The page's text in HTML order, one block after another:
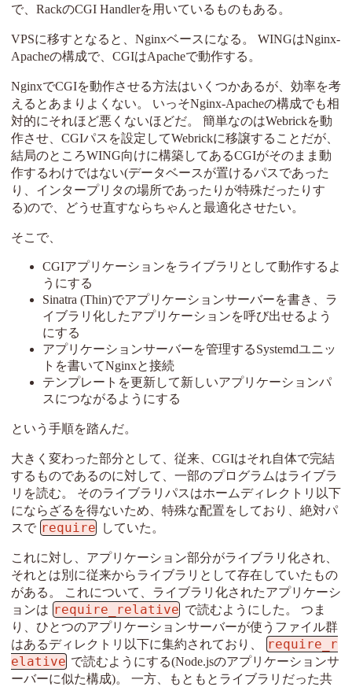
で、RackのCGI Handlerを用いているものもある。
VPSに移すとなると、Nginxベースになる。 WINGはNginx-
Apacheの構成で、CGIはApacheで動作する。
NginxでCGIを動作させる方法はいくつかあるが、効率を考
えるとあまりよくない。 いっそNginx-Apacheの構成でも相
対的にそれほど悪くないほどだ。 簡単なのはWebrickを動
作させ、CGIパスを設定してWebrickに移譲することだが、
結局のところWING向けに構築してあるCGIがそのまま動
作するわけではない(データベースが置けるパスであった
り、インタープリタの場所であったりが特殊だったりす
る)ので、どうせ直すならちゃんと最適化させたい。
そこで、
CGIアプリケーションをライブラリとして動作するよ
うにする
Sinatra (Thin)でアプリケーションサーバーを書き、ラ
イブラリ化したアプリケーションを呼び出せるよう
にする
アプリケーションサーバーを管理するSystemdユニッ
トを書いてNginxと接続
テンプレートを更新して新しいアプリケーションパ
スにつながるようにする
という手順を踏んだ。
大きく変わった部分として、従来、CGIはそれ自体で完結
するものであるのに対して、一部のプログラムはライブラ
リを読む。 そのライブラリパスはホームディレクトリ以下
にならざるを得ないため、特殊な配置をしており、絶対パ
スで require していた。
これに対し、アプリケーション部分がライブラリ化され、
それとは別に従来からライブラリとして存在していたもの
がある。 これについて、ライブラリ化されたアプリケーシ
ョンは require_relative で読むようにした。 つま
り、ひとつのアプリケーションサーバーが使うファイル群
はあるディレクトリ以下に集約されており、
require_r
elative で読むようにする(Node.jsのアプリケーションサ
ーバーに似た構成)。 一方、もともとライブラリだった共